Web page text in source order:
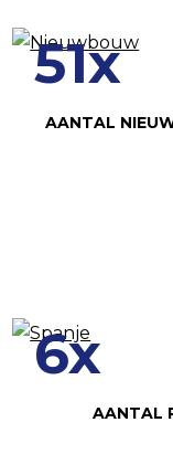
51x
AANTAL
6x
AANTAL